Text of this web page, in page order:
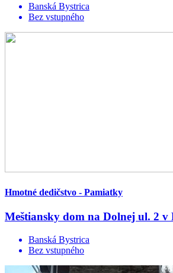
Banská Bystrica
Bez vstupného
Hmotné dedičstvo - Pamiatky
Meštiansky dom na Dolnej ul. 2 v
Banská Bystrica
Bez vstupného